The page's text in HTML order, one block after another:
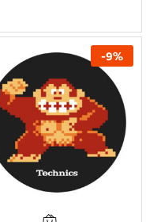
-9%